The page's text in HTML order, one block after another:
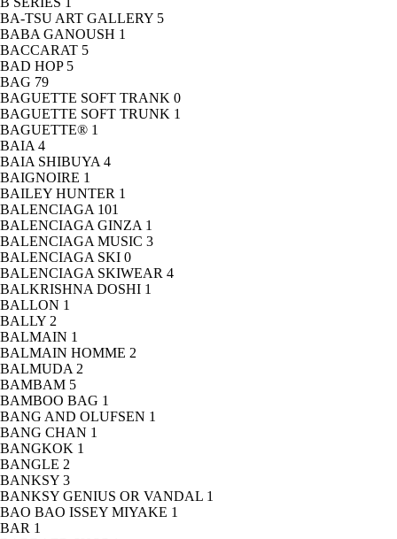
BA-TSU ART GALLERY 5
BABA GANOUSH 1
BACCARAT 5
BAD HOP 5
BAG 79
BAGUETTE SOFT TRANK 0
BAGUETTE SOFT TRUNK 1
BAGUETTE® 1
BAIA 4
BAIA SHIBUYA 4
BAIGNOIRE 1
BAILEY HUNTER 1
BALENCIAGA 101
BALENCIAGA GINZA 1
BALENCIAGA MUSIC 3
BALENCIAGA SKI 0
BALENCIAGA SKIWEAR 4
BALKRISHNA DOSHI 1
BALLON 1
BALLY 2
BALMAIN 1
BALMAIN HOMME 2
BALMUDA 2
BAMBAM 5
BAMBOO BAG 1
BANG AND OLUFSEN 1
BANG CHAN 1
BANGKOK 1
BANGLE 2
BANKSY 3
BANKSY GENIUS OR VANDAL 1
BAO BAO ISSEY MIYAKE 1
BAR 1